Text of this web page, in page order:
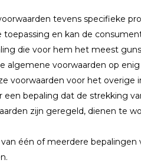
tevens specifieke
en kan de
die voor hem het meest
algemene voorwaarden op
voorwaarden voor het overige
bepaling dat de strekking
zijn geregeld, dienen te
één of meerdere